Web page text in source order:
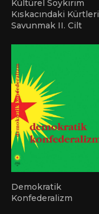
Kültürel Soykırım
Kıskacındaki Kürtleri
Savunmak II. Cilt
Demokratik
Konfederalizm